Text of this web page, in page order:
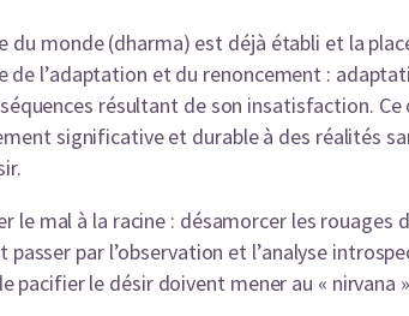
du monde (dharma) est déjà établi et la
l’adaptation et du renoncement :
résultant de son insatisfaction. Ce
significative et durable à des réalités
le mal à la racine : désamorcer les rouages
par l’observation et l’analyse
le désir doivent mener au « nirvana